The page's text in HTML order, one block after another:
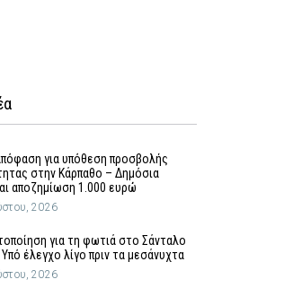
για υπόθεση προσβολής
στην Κάρπαθο – Δημόσια
αποζημίωση 1.000 ευρώ
2026
για τη φωτιά στο Σάνταλο
έλεγχο λίγο πριν τα μεσάνυχτα
2026